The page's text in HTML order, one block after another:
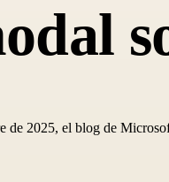
de 2025, el blog de